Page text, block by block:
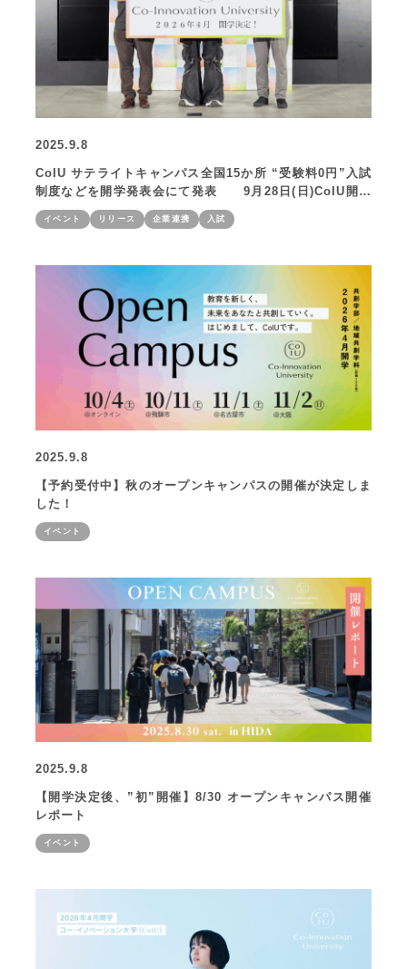
2025.9.8
CoIU サテライトキャンパス全国15か所 “受験料0円”入試
制度などを開学発表会にて発表 9月28日(日)CoIU開学
記念イベント・10月20日(月)Co-Innovation Summit開
催
イベント リリース 企業連携 入試
2025.9.8
【予約受付中】秋のオープンキャンパスの開催が決定しま
した！
イベント
2025.9.8
【開学決定後、”初”開催】8/30 オープンキャンパス開催
レポート
イベント